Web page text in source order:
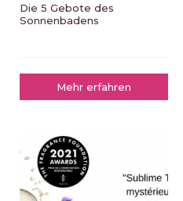
Die 5 Gebote des
Sonnenbadens
Mehr erfahren